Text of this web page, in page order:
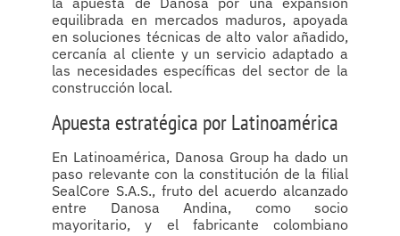
equilibrada en mercados maduros, apoyada
en soluciones técnicas de alto valor añadido,
cercanía al cliente y un servicio adaptado a
las necesidades específicas del sector de la
construcción local.
Apuesta estratégica por Latinoamérica
En Latinoamérica, Danosa Group ha dado un
paso relevante con la constitución de la filial
SealCore S.A.S., fruto del acuerdo alcanzado
entre Danosa Andina, como socio
mayoritario, y el fabricante colombiano